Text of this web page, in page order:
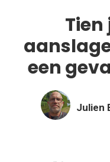
een
Julien